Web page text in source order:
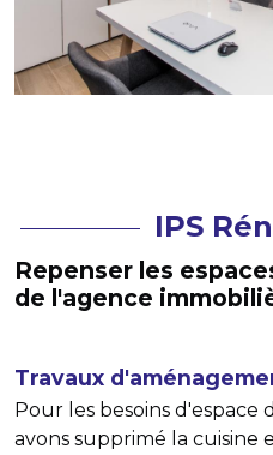
IPS
Repenser les
de l'agence
Travaux
Pour les besoins
avons supprimé la cuisine